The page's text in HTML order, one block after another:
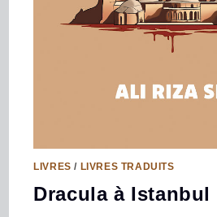
LIVRES / LIVRES TRADUITS
Dracula à Istanbul